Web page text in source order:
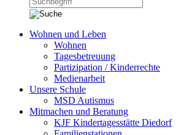
Wohnen und Leben
Wohnen
Tagesbetreuung
Partizipation / Kinderrechte
Medienarbeit
Unsere Schule
MSD Autismus
Mitmachen und Beratung
KJF Kindertagesstätte Diedorf